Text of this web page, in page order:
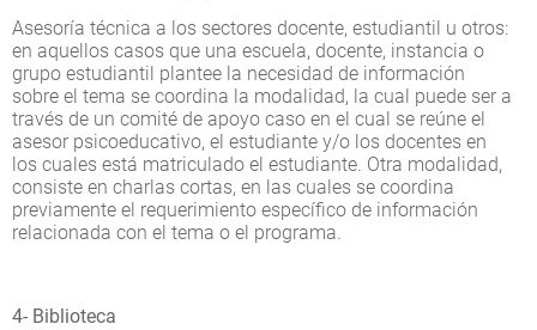
Asesoría técnica a los sectores docente, estudiantil u otros:
en aquellos casos que una escuela, docente, instancia o
grupo estudiantil plantee la necesidad de información
sobre el tema se coordina la modalidad, la cual puede ser a
través de un comité de apoyo caso en el cual se reúne el
asesor psicoeducativo, el estudiante y/o los docentes en
los cuales está matriculado el estudiante. Otra modalidad,
consiste en charlas cortas, en las cuales se coordina
previamente el requerimiento específico de información
relacionada con el tema o el programa.
4- Biblioteca